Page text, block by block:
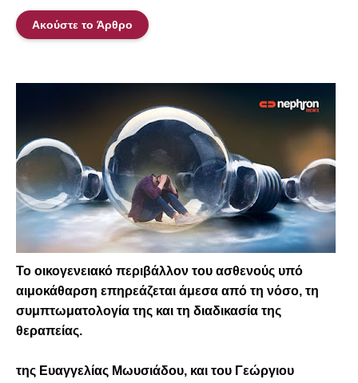
Ακούστε το Άρθρο
Το οικογενειακό περιβάλλον του ασθενούς υπό
αιμοκάθαρση επηρεάζεται άμεσα από τη νόσο, τη
συμπτωματολογία της και τη διαδικασία της
θεραπείας.
της Ευαγγελίας Μωυσιάδου, και του Γεώργιου